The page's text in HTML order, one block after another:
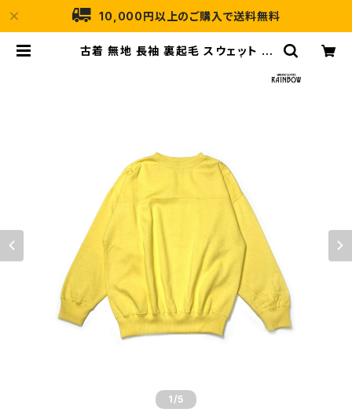
10,000円以上のご購入で送料無料
古着 無地 長袖 裏起毛 スウェット ト
1 /5